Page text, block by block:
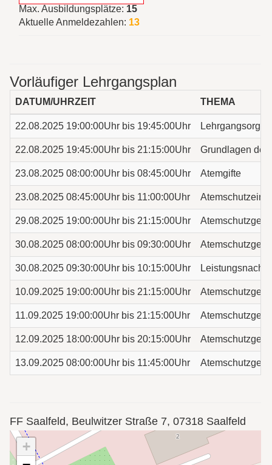
Max. Ausbildungsplätze: 15
Aktuelle Anmeldezahlen: 13
Vorläufiger Lehrgangsplan
DATUM/UHRZEIT THEMA
22.08.2025 19:00:00Uhr bis 19:45:00Uhr
22.08.2025 19:45:00Uhr bis 21:15:00Uhr Grundlagen der
23.08.2025 08:00:00Uhr bis 08:45:00Uhr Atemgifte
23.08.2025 08:45:00Uhr bis 11:00:00Uhr
29.08.2025 19:00:00Uhr bis 21:15:00Uhr
30.08.2025 08:00:00Uhr bis 09:30:00Uhr
30.08.2025 09:30:00Uhr bis 10:15:00Uhr
10.09.2025 19:00:00Uhr bis 21:15:00Uhr
11.09.2025 19:00:00Uhr bis 21:15:00Uhr
12.09.2025 18:00:00Uhr bis 20:15:00Uhr
13.09.2025 08:00:00Uhr bis 11:45:00Uhr
FF Saalfeld, Beulwitzer Straße 7, 07318 Saalfeld
+